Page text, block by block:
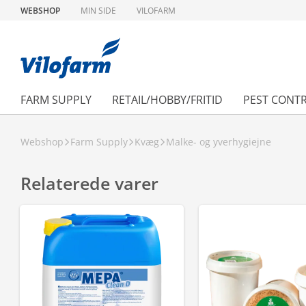
WEBSHOP MIN SIDE VILOFARM
FARM SUPPLY RETAIL/HOBBY/FRITID PEST
Webshop Farm Supply Kvæg Malke- og yverhygiejne
Relaterede varer